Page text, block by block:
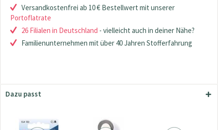
Versandkostenfrei ab 10 € Bestellwert mit unserer
Portoflatrate
26 Filialen in Deutschland - vielleicht auch in deiner Nähe?
Familienunternehmen mit über 40 Jahren Stofferfahrung
Dazu passt